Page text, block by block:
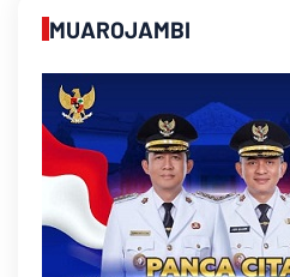
MUAROJAMBI